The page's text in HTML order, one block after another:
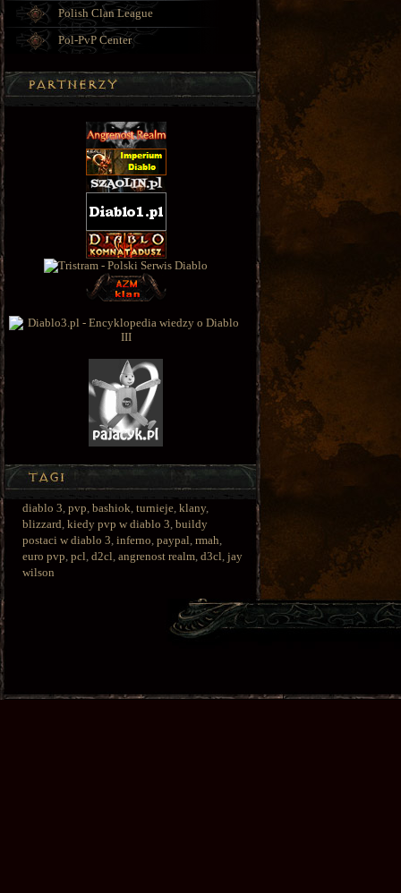
Polish Clan League
Pol-PvP Center
diablo 3, pvp, bashiok, turnieje, klany,
blizzard, kiedy pvp w diablo 3, buildy
postaci w diablo 3, inferno, paypal, rmah,
euro pvp, pcl, d2cl, angrenost realm, d3cl, jay
wilson